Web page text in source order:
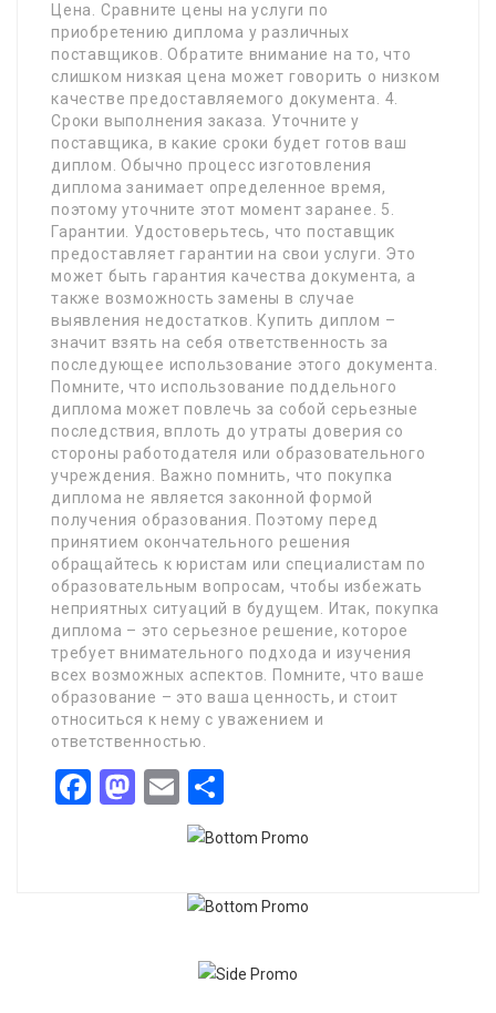
Цена. Сравните цены на услуги по
приобретению диплома у различных
поставщиков. Обратите внимание на то, что
слишком низкая цена может говорить о низком
качестве предоставляемого документа. 4.
Сроки выполнения заказа. Уточните у
поставщика, в какие сроки будет готов ваш
диплом. Обычно процесс изготовления
диплома занимает определенное время,
поэтому уточните этот момент заранее. 5.
Гарантии. Удостоверьтесь, что поставщик
предоставляет гарантии на свои услуги. Это
может быть гарантия качества документа, а
также возможность замены в случае
выявления недостатков. Купить диплом –
значит взять на себя ответственность за
последующее использование этого документа.
Помните, что использование поддельного
диплома может повлечь за собой серьезные
последствия, вплоть до утраты доверия со
стороны работодателя или образовательного
учреждения. Важно помнить, что покупка
диплома не является законной формой
получения образования. Поэтому перед
принятием окончательного решения
обращайтесь к юристам или специалистам по
образовательным вопросам, чтобы избежать
неприятных ситуаций в будущем. Итак, покупка
диплома – это серьезное решение, которое
требует внимательного подхода и изучения
всех возможных аспектов. Помните, что ваше
образование – это ваша ценность, и стоит
относиться к нему с уважением и
ответственностью.
Facebook
Mastodon
Email